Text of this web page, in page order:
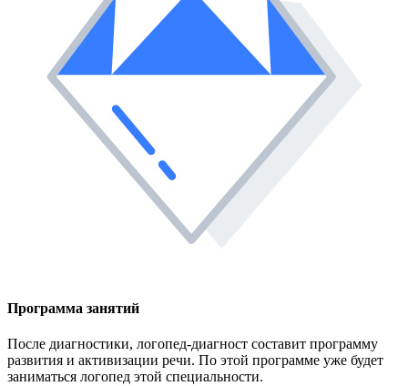
Программа занятий
После диагностики, логопед-диагност составит программу
развития и активизации речи. По этой программе уже будет
заниматься логопед этой специальности.